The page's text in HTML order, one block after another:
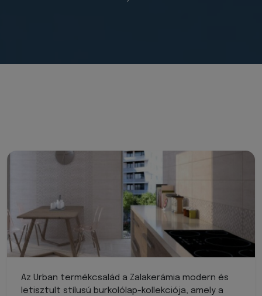
Az Urban termékcsalád a Zalakerámia modern és
letisztult stílusú burkolólap-kollekciója, amely a